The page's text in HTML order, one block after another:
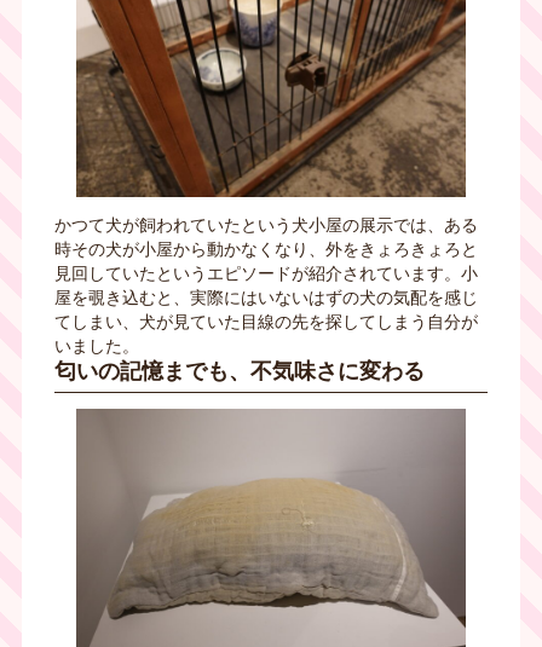
かつて犬が飼われていたという犬小屋の展示では、ある
時その犬が小屋から動かなくなり、外をきょろきょろと
見回していたというエピソードが紹介されています。小
屋を覗き込むと、実際にはいないはずの犬の気配を感じ
てしまい、犬が見ていた目線の先を探してしまう自分が
いました。
匂いの記憶までも、不気味さに変わる